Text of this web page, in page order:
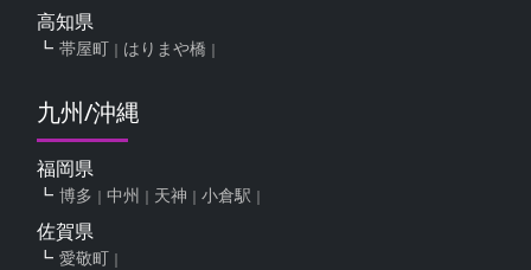
高知県
帯屋町 はりまや橋
九州/沖縄
福岡県
博多 中州 天神 小倉駅
佐賀県
愛敬町